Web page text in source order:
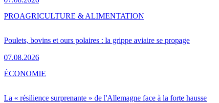
Poulets, bovins et ours polaires : la grippe aviaire se propage
07.08.2026
PROAGRICULTURE & ALIMENTATION
La « résilience surprenante » de l'Allemagne face à la forte hausse
ÉCONOMIE